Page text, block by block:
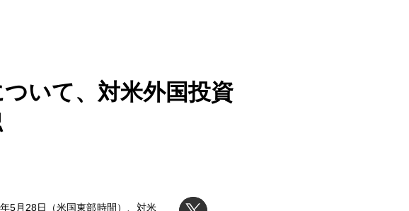
いて、対米外国投資
5月28日（米国東部時間）、対米